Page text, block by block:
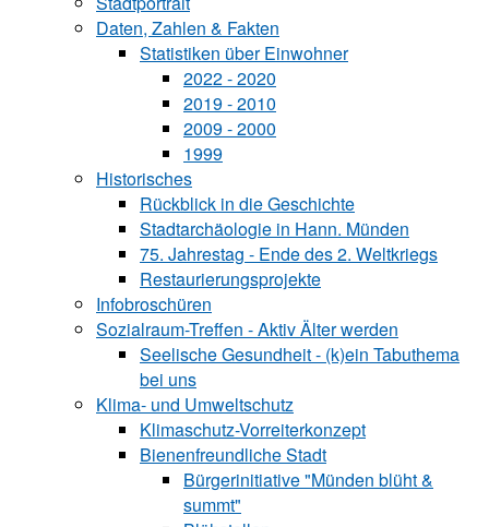
Daten, Zahlen & Fakten
Statistiken über Ein‍woh‍ner
2022 - 2020
2019 - 2010
2009 - 2000
1999
Historisches
Rückblick in die Geschichte
Stadtarchäologie in Hann. Münden
75. Jahrestag - Ende des 2. Weltkriegs
Restaurierungsprojekte
Infobroschüren
Sozialraum-Treffen - Aktiv Älter werden
Seelische Gesundheit - (k)ein Tabuthema
bei uns
Klima- und Umweltschutz
Klimaschutz-Vorreiterkonzept
Bienenfreundliche Stadt
Bürgerinitiative "Münden blüht &
summt"